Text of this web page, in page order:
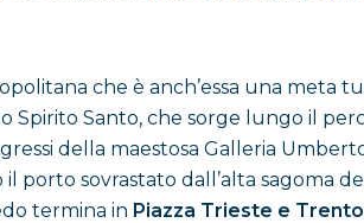
che è anch’essa una meta
Spirito Santo, che sorge lungo il
della maestosa Galleria
il porto sovrastato dall’alta sagoma del
termina in Piazza Trieste e Trento